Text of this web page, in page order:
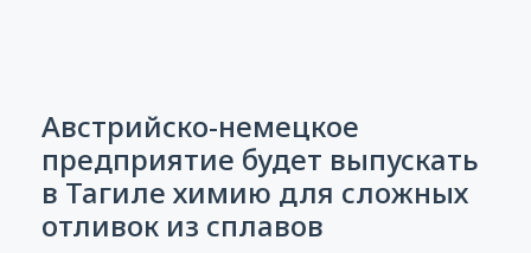
Австрийско-немецкое
предприятие будет выпускать
в Тагиле химию для сложных
отливок из сплавов